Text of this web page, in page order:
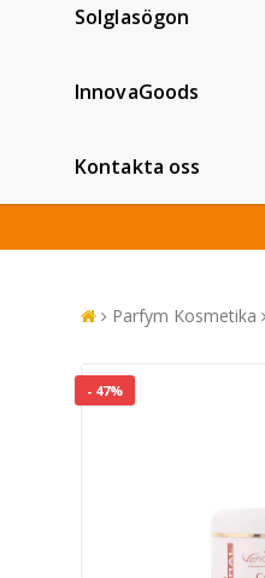
Solglasögon
InnovaGoods
Kontakta oss
Parfym Kosmetika
- 47%